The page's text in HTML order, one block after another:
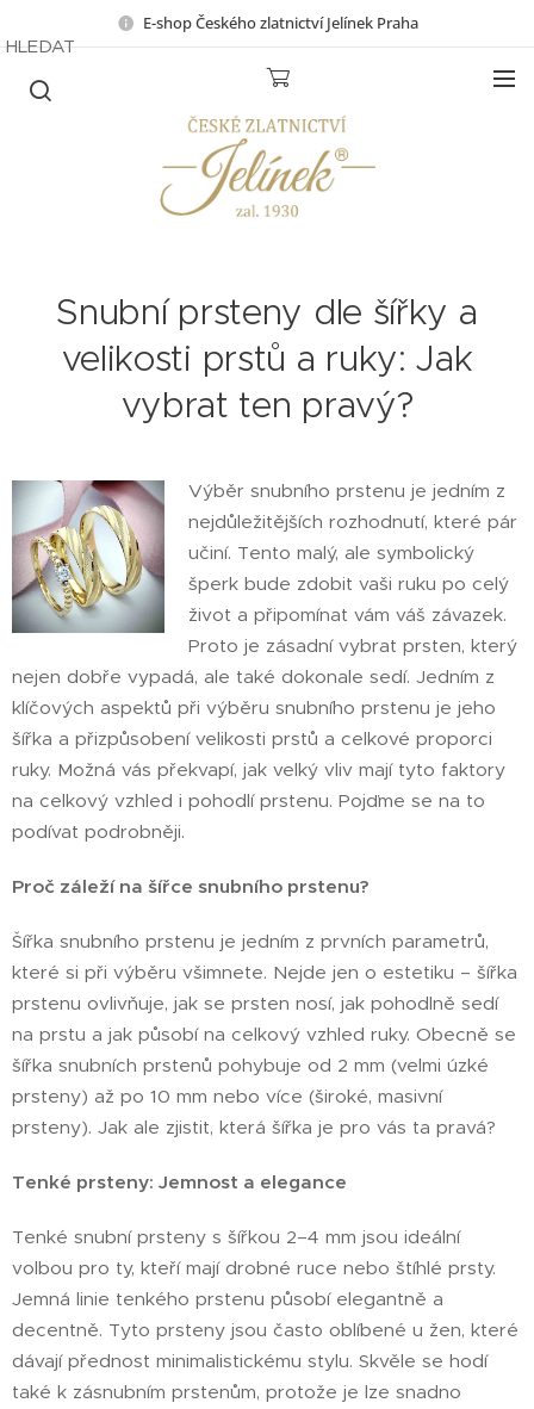
E-shop Českého zlatnictví Jelínek Praha
HLEDAT
Snubní prsteny dle šířky a
velikosti prstů a ruky: Jak
vybrat ten pravý?
Výběr snubního prstenu je jedním z
nejdůležitějších rozhodnutí, které pár
učiní. Tento malý, ale symbolický
šperk bude zdobit vaši ruku po celý
život a připomínat vám váš závazek.
Proto je zásadní vybrat prsten, který
nejen dobře vypadá, ale také dokonale sedí. Jedním z
klíčových aspektů při výběru snubního prstenu je jeho
šířka a přizpůsobení velikosti prstů a celkové proporci
ruky. Možná vás překvapí, jak velký vliv mají tyto faktory
na celkový vzhled i pohodlí prstenu. Pojďme se na to
podívat podrobněji.
Proč záleží na šířce snubního prstenu?
Šířka snubního prstenu je jedním z prvních parametrů,
které si při výběru všimnete. Nejde jen o estetiku – šířka
prstenu ovlivňuje, jak se prsten nosí, jak pohodlně sedí
na prstu a jak působí na celkový vzhled ruky. Obecně se
šířka snubních prstenů pohybuje od 2 mm (velmi úzké
prsteny) až po 10 mm nebo více (široké, masivní
prsteny). Jak ale zjistit, která šířka je pro vás ta pravá?
Tenké prsteny: Jemnost a elegance
Tenké snubní prsteny s šířkou 2–4 mm jsou ideální
volbou pro ty, kteří mají drobné ruce nebo štíhlé prsty.
Jemná linie tenkého prstenu působí elegantně a
decentně. Tyto prsteny jsou často oblíbené u žen, které
dávají přednost minimalistickému stylu. Skvěle se hodí
také k zásnubním prstenům, protože je lze snadno